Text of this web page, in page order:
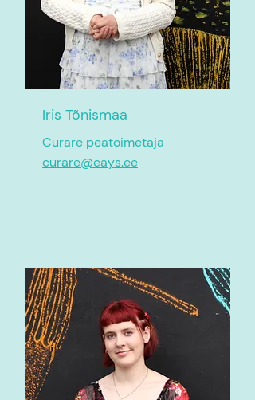
Iris Tõnismaa
Curare peatoimetaja
curare@eays.ee